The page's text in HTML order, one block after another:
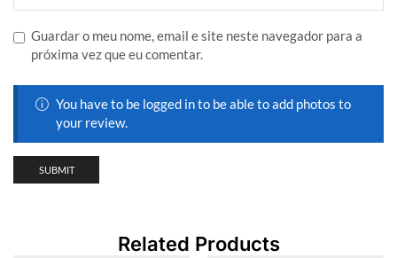
Guardar o meu nome, email e site neste navegador para a
próxima vez que eu comentar.
You have to be logged in to be able to add photos to
your review.
Related Products